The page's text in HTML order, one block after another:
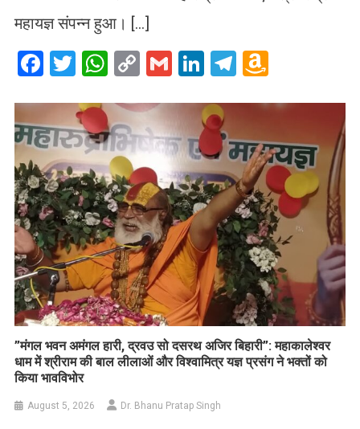
महायज्ञ संपन्न हुआ। […]
Facebook
Twitter
WhatsApp
CopyGmailLinkedIn
Telegram
List
​”मंगल भवन अमंगल हारी, द्रवउ सो दसरथ अजिर बिहारी”: महाकालेश्वर
धाम में श्रीराम की बाल लीलाओं और विश्वामित्र यज्ञ प्रसंग ने भक्तों को
किया भावविभोर
August 5, 2026 Dr. Bhanu Pratap Singh